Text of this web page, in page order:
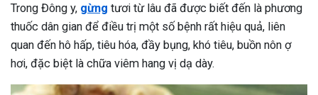
Trong Đông y, gừng tươi từ lâu đã được biết đến là phương
thuốc dân gian để điều trị một số bệnh rất hiệu quả, liên
quan đến hô hấp, tiêu hóa, đầy bụng, khó tiêu, buồn nôn ợ
hơi, đặc biệt là chữa viêm hang vị dạ dày.